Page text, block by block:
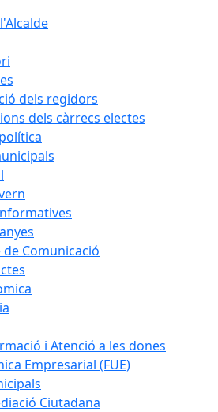
dels regidors
dels càrrecs electes
de Comunicació
i Atenció a les dones
Empresarial (FUE)
Ciutadana